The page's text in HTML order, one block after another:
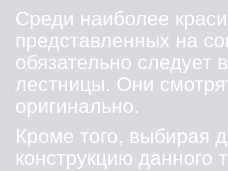
Среди наиболее
представленных на
обязательно следует
лестницы. Они
оригинально.
Кроме того, выбирая
конструкцию